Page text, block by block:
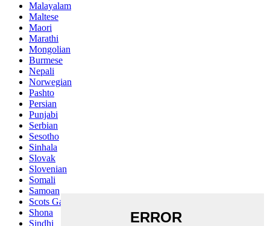
Malayalam
Maltese
Maori
Marathi
Mongolian
Burmese
Nepali
Norwegian
Pashto
Persian
Punjabi
Serbian
Sesotho
Sinhala
Slovak
Slovenian
Somali
Samoan
Scots Gaelic
Shona
Sindhi